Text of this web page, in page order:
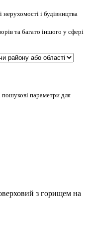
нерухомості і будівництва
та багато іншого у сфері
параметри для
з горищем на